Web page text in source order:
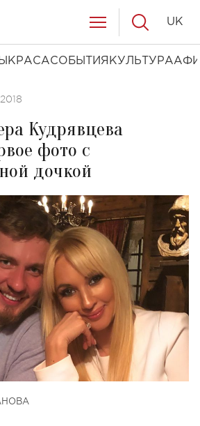
КРАСАСОБЫТИЯ КУЛЬТУРА
UK
Кудрявцева
фото с
дочкой